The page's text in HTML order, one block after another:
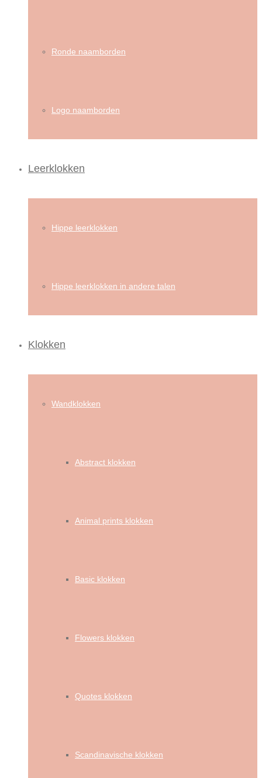
Ronde naamborden
Logo naamborden
Leerklokken
Hippe leerklokken
Hippe leerklokken in andere talen
Klokken
Wandklokken
Abstract klokken
Animal prints klokken
Basic klokken
Flowers klokken
Quotes klokken
Scandinavische klokken